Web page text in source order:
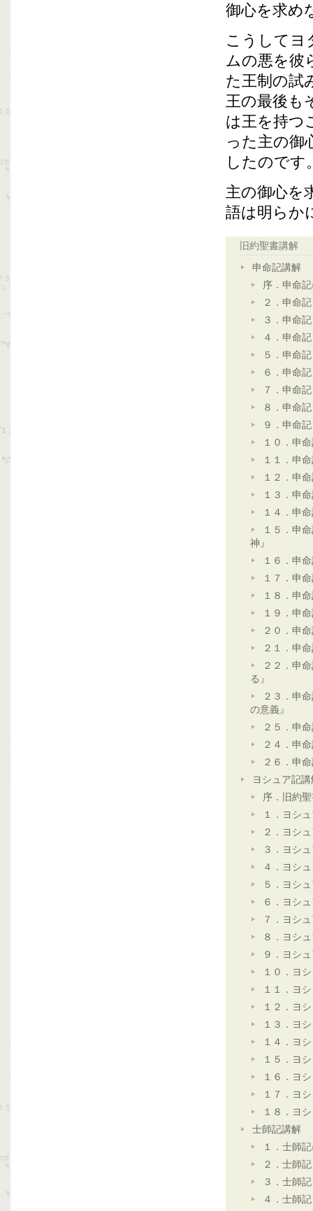
御心を求め
こうしてヨ
ムの悪を彼
た王制の試
王の最後も
は王を持つ
った主の御
したのです
主の御心を
語は明らか
旧約聖書講解
申命記講解
序．申命
２．申命
３．申命
４．申命
５．申命
６．申命
７．申命
８．申命
９．申命
１０．申
１１．申
１２．申
１３．申
１４．申
１５．申
神』
１６．申
１７．申
１８．申
１９．申
２０．申
２１．申
２２．申
る』
２３．申
の意義』
２５．申
２４．申
２６．申
ヨシュア記講
序．旧約
１．ヨシ
２．ヨシ
３．ヨシ
４．ヨシ
５．ヨシ
６．ヨシ
７．ヨシ
８．ヨシ
９．ヨシ
１０．ヨ
１１．ヨ
１２．ヨ
１３．ヨ
１４．ヨ
１５．ヨ
１６．ヨ
１７．ヨ
１８．ヨ
士師記講解
１．士師
２．士師
３．士師
４．士師